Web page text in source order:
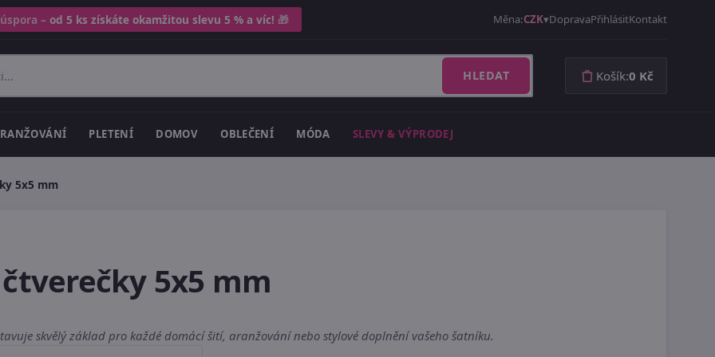
– od 5 ks získáte okamžitou slevu 5 % a víc! 🎁 Měna:CZK DopravaPřihlásitKontakt
HLEDAT Košík:0 Kč
PLETENÍ DOMOV OBLEČENÍ MÓDA SLEVY & VÝPRODEJ
5x5 mm
5x5 mm
skvělý základ pro každé domácí šití, aranžování nebo stylové doplnění vašeho šatníku.